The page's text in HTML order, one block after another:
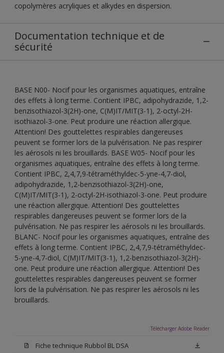
copolymères acryliques et alkydes en dispersion.
Documentation technique et de
sécurité
BASE N00- Nocif pour les organismes aquatiques, entraîne
des effets à long terme. Contient IPBC, adipohydrazide, 1,2-
benzisothiazol-3(2H)-one, C(M)IT/MIT(3-1), 2-octyl-2H-
isothiazol-3-one. Peut produire une réaction allergique.
Attention! Des gouttelettes respirables dangereuses
peuvent se former lors de la pulvérisation. Ne pas respirer
les aérosols ni les brouillards. BASE W05- Nocif pour les
organismes aquatiques, entraîne des effets à long terme.
Contient IPBC, 2,4,7,9-tétraméthyldec-5-yne-4,7-diol,
adipohydrazide, 1,2-benzisothiazol-3(2H)-one,
C(M)IT/MIT(3-1), 2-octyl-2H-isothiazol-3-one. Peut produire
une réaction allergique. Attention! Des gouttelettes
respirables dangereuses peuvent se former lors de la
pulvérisation. Ne pas respirer les aérosols ni les brouillards.
BLANC- Nocif pour les organismes aquatiques, entraîne des
effets à long terme. Contient IPBC, 2,4,7,9-tétraméthyldec-
5-yne-4,7-diol, C(M)IT/MIT(3-1), 1,2-benzisothiazol-3(2H)-
one. Peut produire une réaction allergique. Attention! Des
gouttelettes respirables dangereuses peuvent se former
lors de la pulvérisation. Ne pas respirer les aérosols ni les
brouillards.
Télécharger Adobe Reader
Fiche technique Rubbol BL DSA